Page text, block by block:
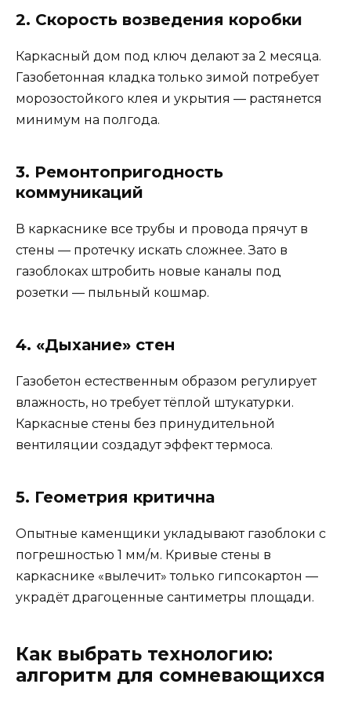
2. Скорость возведения коробки
Каркасный дом под ключ делают за 2 месяца.
Газобетонная кладка только зимой потребует
морозостойкого клея и укрытия — растянется
минимум на полгода.
3. Ремонтопригодность
коммуникаций
В каркаснике все трубы и провода прячут в
стены — протечку искать сложнее. Зато в
газоблоках штробить новые каналы под
розетки — пыльный кошмар.
4. «Дыхание» стен
Газобетон естественным образом регулирует
влажность, но требует тёплой штукатурки.
Каркасные стены без принудительной
вентиляции создадут эффект термоса.
5. Геометрия критична
Опытные каменщики укладывают газоблоки с
погрешностью 1 мм/м. Кривые стены в
каркаснике «вылечит» только гипсокартон —
украдёт драгоценные сантиметры площади.
Как выбрать технологию:
алгоритм для сомневающихся